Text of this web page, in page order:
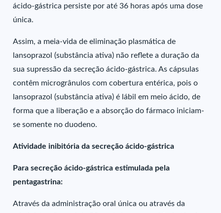
ácido-gástrica persiste por até 36 horas após uma dose
única.
Assim, a meia-vida de eliminação plasmática de
lansoprazol (substância ativa) não reflete a duração da
sua supressão da secreção ácido-gástrica. As cápsulas
contêm microgrânulos com cobertura entérica, pois o
lansoprazol (substância ativa) é lábil em meio ácido, de
forma que a liberação e a absorção do fármaco iniciam-
se somente no duodeno.
Atividade inibitória da secreção ácido-gástrica
Para secreção ácido-gástrica estimulada pela
pentagastrina:
Através da administração oral única ou através da